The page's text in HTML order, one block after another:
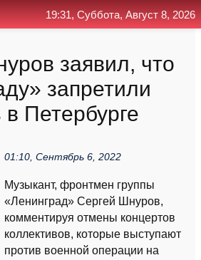
заявил, что
запретили
в Петербурге
01:10, Сентябрь 6, 2022
Музыкант, фронтмен группы
«Ленинград» Сергей Шнуров,
комментируя отмены концертов
коллективов, которые выступают
против военной операции на
19:31, Суббота, Август 8, 2026